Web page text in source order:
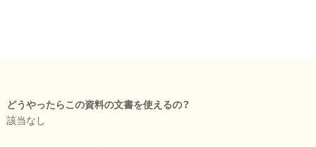
どうやったらこの資料の文書を使えるの？
該当なし